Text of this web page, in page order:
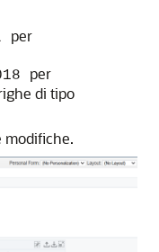
per
per
di tipo
modifiche.